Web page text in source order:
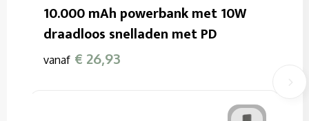
10.000 mAh powerbank met 10W
draadloos snelladen met PD
vanaf € 26,93